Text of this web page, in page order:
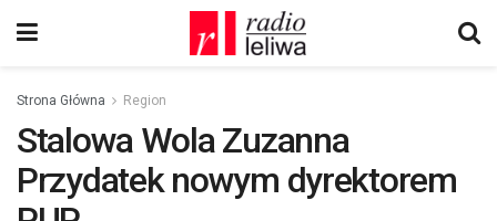
Strona Główna Region
Stalowa Wola Zuzanna
Przydatek nowym dyrektorem